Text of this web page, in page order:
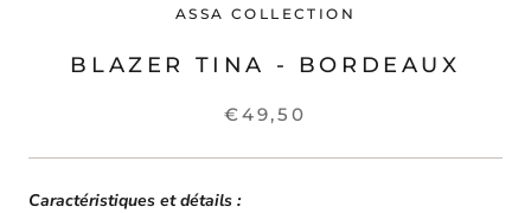
ASSA COLLECTION
BLAZER TINA - BORDEAUX
€49,50
Caractéristiques et détails :